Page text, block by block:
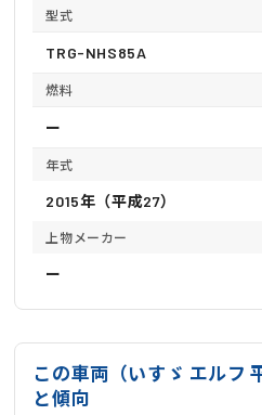
型式
TRG-NHS85A
燃料
ー
年式
2015年（平成27）
上物メーカー
ー
この車両（いすゞ エルフ
と傾向